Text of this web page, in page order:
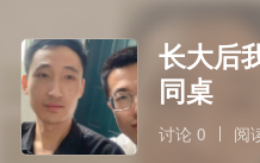
长大后
同桌
讨论 0 阅